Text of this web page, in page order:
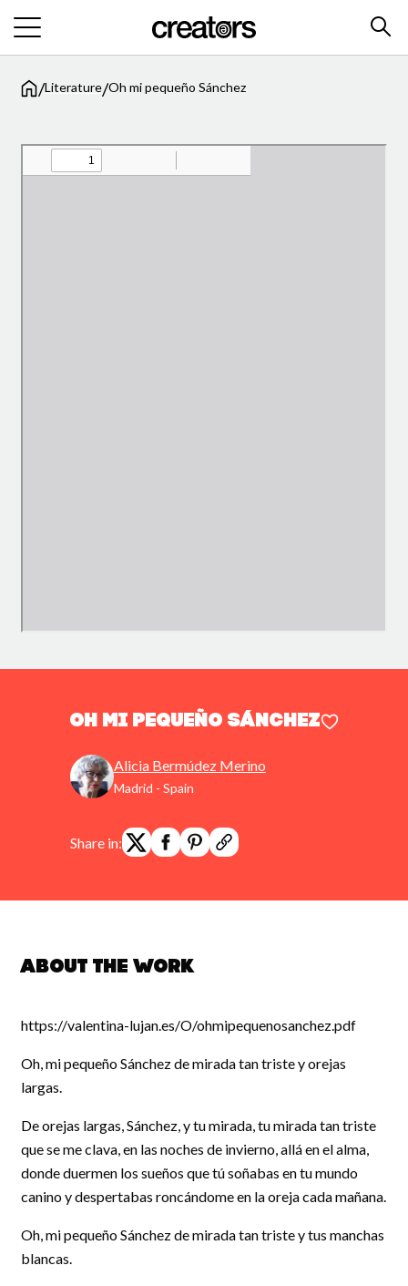
/Literature/Oh mi pequeño Sánchez
Oh mi pequeño Sánchez
Alicia Bermúdez Merino
Madrid - Spain
Share in:
About the work
https://valentina-lujan.es/O/ohmipequenosanchez.pdf
Oh, mi pequeño Sánchez de mirada tan triste y orejas
largas.
De orejas largas, Sánchez, y tu mirada, tu mirada tan triste
que se me clava, en las noches de invierno, allá en el alma,
donde duermen los sueños que tú soñabas en tu mundo
canino y despertabas roncándome en la oreja cada mañana.
Oh, mi pequeño Sánchez de mirada tan triste y tus manchas
blancas.